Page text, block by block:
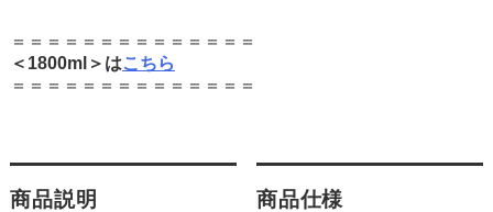
＝＝＝＝＝＝＝＝＝＝＝＝＝＝
＜1800ml＞はこちら
＝＝＝＝＝＝＝＝＝＝＝＝＝＝
商品説明 商品仕様